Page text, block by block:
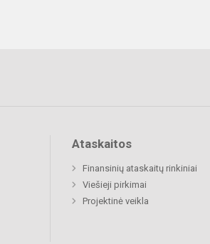
Ataskaitos
Finansinių ataskaitų rinkiniai
Viešieji pirkimai
Projektinė veikla